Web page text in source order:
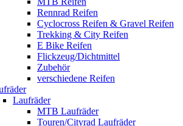
Rennrad Reifen
Cyclocross Reifen & Gravel Reifen
Trekking & City Reifen
E Bike Reifen
Flickzeug/Dichtmittel
Zubehör
verschiedene Reifen
Laufräder
MTB Laufräder
Touren/Cityrad Laufräder